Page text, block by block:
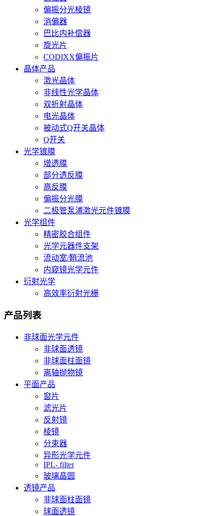
偏振分光棱镜
消偏器
巴比内补偿器
旋光片
CODIXX偏振片
晶体产品
激光晶体
非线性光学晶体
双折射晶体
电光晶体
被动式Q开关晶体
Q开关
光学镀膜
增透膜
部分透反膜
高反膜
偏振分光膜
二极管泵浦激光元件镀膜
光学组件
精密胶合组件
光学元器件支架
流动室/鞘流池
内窥镜光学元件
衍射光学
高效率衍射光栅
产品列表
非球面光学元件
非球面透镜
非球面柱面镜
离轴抛物镜
平面产品
窗片
滤光片
反射镜
棱镜
分束器
异形光学元件
IPL- filter
玻璃晶圆
透镜产品
非球面柱面镜
球面透镜